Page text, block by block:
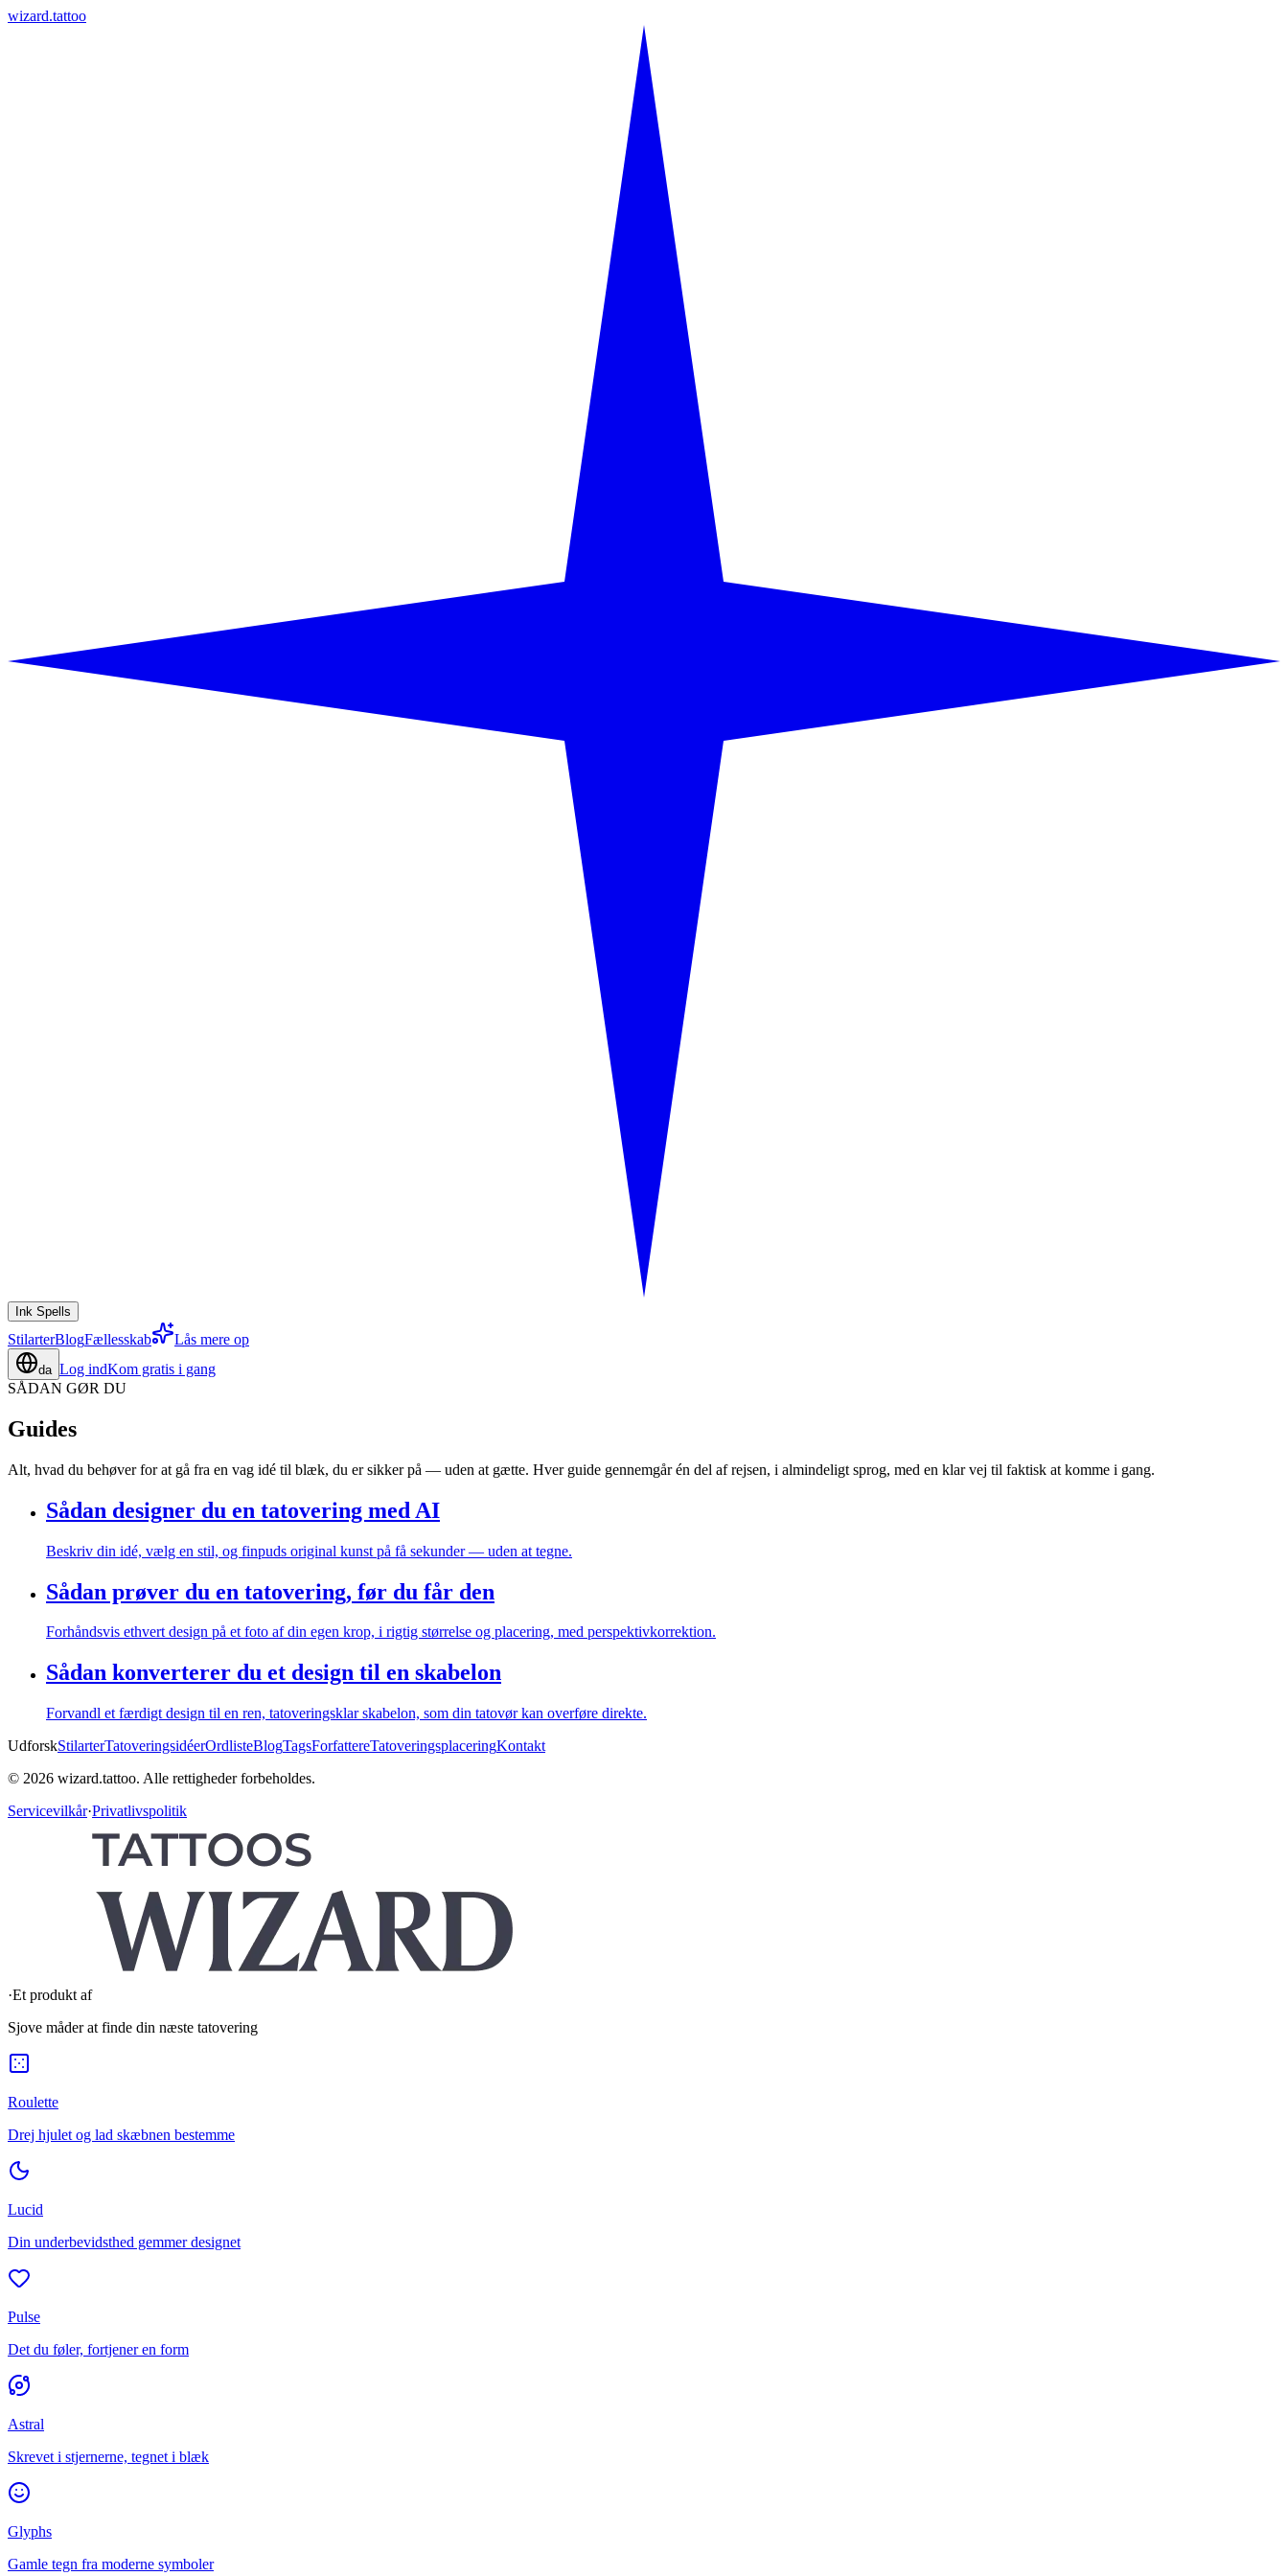
wizard.tattoo
Ink Spells
StilarterBlogFællesskab Lås mere op
da Log indKom gratis i gang
SÅDAN GØR DU
Guides
Alt, hvad du behøver for at gå fra en vag idé til blæk, du er sikker på — uden at gætte. Hver guide gennemgår én del af rejsen, i almindeligt sprog, med en klar vej til faktisk at komme i gang.
Sådan designer du en tatovering med AI
Beskriv din idé, vælg en stil, og finpuds original kunst på få sekunder — uden at tegne.
Sådan prøver du en tatovering, før du får den
Forhåndsvis ethvert design på et foto af din egen krop, i rigtig størrelse og placering, med perspektivkorrektion.
Sådan konverterer du et design til en skabelon
Forvandl et færdigt design til en ren, tatoveringsklar skabelon, som din tatovør kan overføre direkte.
UdforskStilarterTatoveringsidéerOrdlisteBlogTagsForfattereTatoveringsplaceringKontakt
© 2026 wizard.tattoo. Alle rettigheder forbeholdes.
Servicevilkår·Privatlivspolitik
·Et produkt af
Sjove måder at finde din næste tatovering
Roulette
Drej hjulet og lad skæbnen bestemme
Lucid
Din underbevidsthed gemmer designet
Pulse
Det du føler, fortjener en form
Astral
Skrevet i stjernerne, tegnet i blæk
Glyphs
Gamle tegn fra moderne symboler